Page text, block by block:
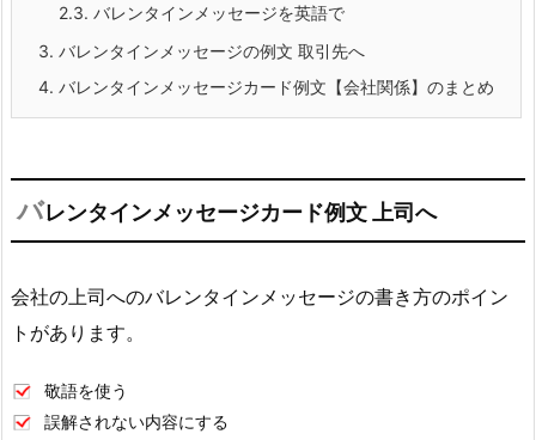
2.3. バレンタインメッセージを英語で
3. バレンタインメッセージの例文 取引先へ
4. バレンタインメッセージカード例文【会社関係】のまとめ
バレンタインメッセージカード例文 上司へ
会社の上司へのバレンタインメッセージの書き方のポイン
トがあります。
敬語を使う
誤解されない内容にする